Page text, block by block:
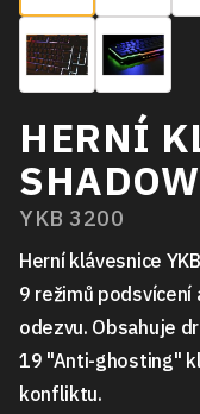
HERNÍ
SHADOW
YKB 3200
Herní klávesnice
9 režimů podsvícení
odezvu. Obsahuje
19 "Anti-ghosting"
konfliktu.